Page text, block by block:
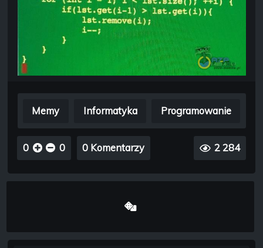
Memy Informatyka Programowanie
0 0 0 Komentarzy 2 284